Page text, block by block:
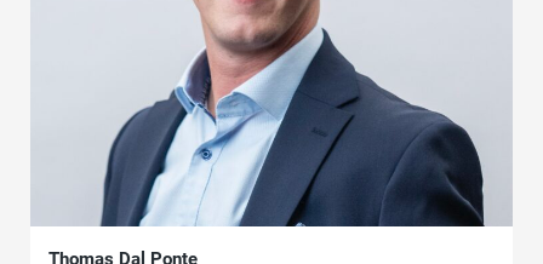
Thomas Dal Ponte